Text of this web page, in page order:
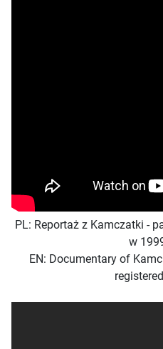
PL: Reportaż z Kamczatki -
w
EN: Documentary of